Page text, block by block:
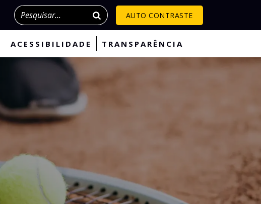
Pesquisar AUTO CONTRASTE
ACESSIBILIDADE TRANSPARÊNCIA